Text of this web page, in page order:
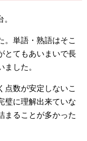
。単語・熟語はそこ
とてもあいまいで長
した。
点数が安定しないこ
璧に理解出来ていな
まることが多かった